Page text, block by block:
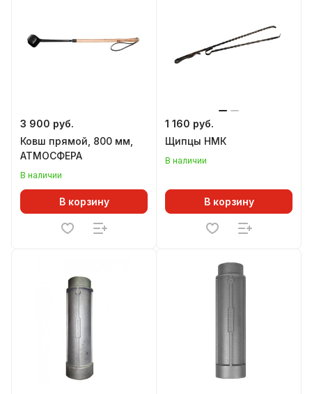
3 900 руб.
Ковш прямой, 800 мм,
АТМОСФЕРА
В наличии
В корзину
1 160 руб.
Щипцы НМК
В наличии
В корзину